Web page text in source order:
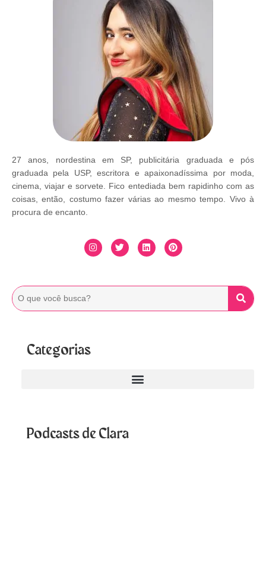
27 anos, nordestina em SP, publicitária graduada e pós
graduada pela USP, escritora e apaixonadíssima por moda,
cinema, viajar e sorvete. Fico entediada bem rapidinho com as
coisas, então, costumo fazer várias ao mesmo tempo. Vivo à
procura de encanto.
Categorias
Podcasts de Clara